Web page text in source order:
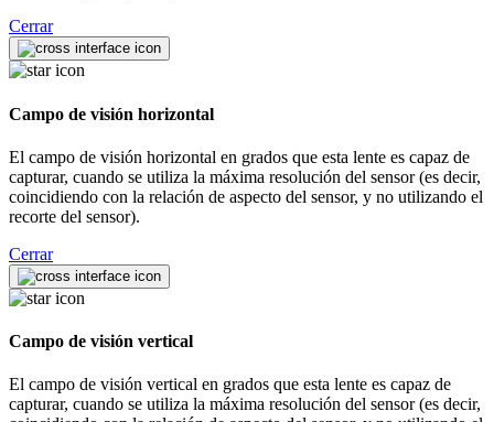
Cerrar
Campo de visión horizontal
El campo de visión horizontal en grados que esta lente es capaz de
capturar, cuando se utiliza la máxima resolución del sensor (es decir,
coincidiendo con la relación de aspecto del sensor, y no utilizando el
recorte del sensor).
Cerrar
Campo de visión vertical
El campo de visión vertical en grados que esta lente es capaz de
capturar, cuando se utiliza la máxima resolución del sensor (es decir,